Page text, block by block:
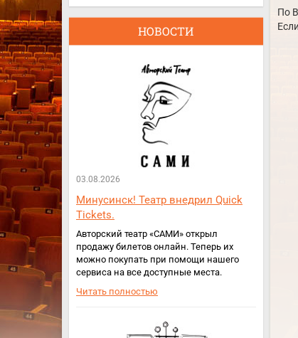
НОВОСТИ
03.08.2026
Минусинск! Театр внедрил Quick
Tickets.
Авторский театр «САМИ» открыл
продажу билетов онлайн. Теперь их
можно покупать при помощи нашего
сервиса на все доступные места.
Читать полностью
По